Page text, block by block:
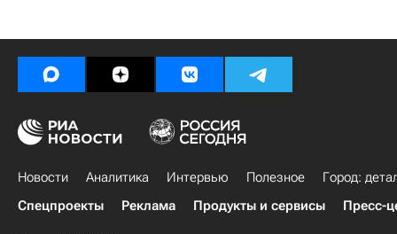
Новости Аналитика Интервью Полезное
Город:
Спецпроекты
Реклама Продукты и сервисы Пресс-